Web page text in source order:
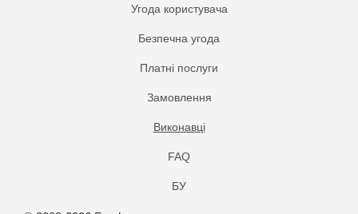
Угода користувача
Безпечна угода
Платнi послуги
Замовлення
Виконавці
FAQ
БУ